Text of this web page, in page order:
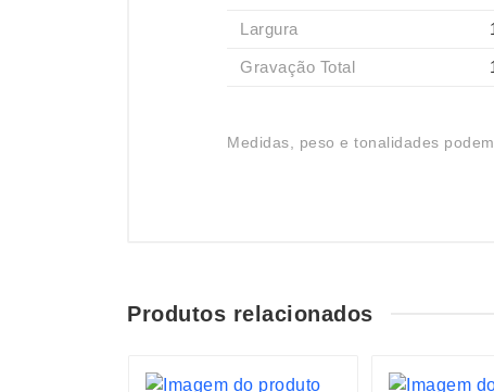
Largura
Gravação Total
Medidas, peso e tonalidades
Produtos relacionados